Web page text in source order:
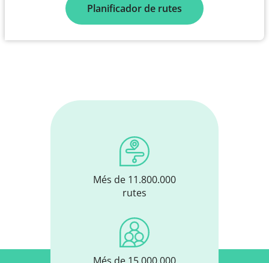
Planificador de rutes
Més de 11.800.000
rutes
Més de 15.000.000